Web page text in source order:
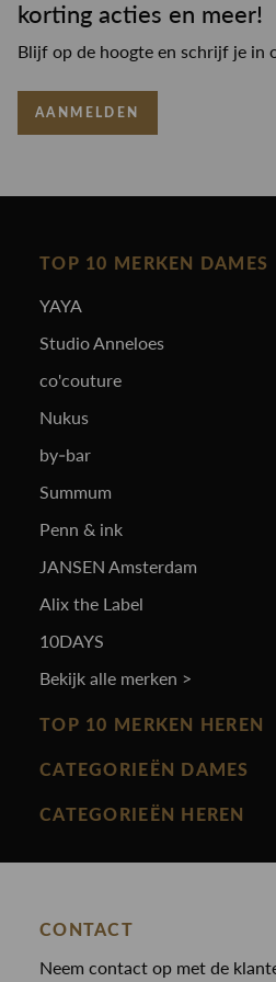
korting acties en meer!
Blijf op de hoogte en schrijf je in
AANMELDEN
TOP 10 MERKEN DAMES
YAYA
Studio Anneloes
co'couture
Nukus
by-bar
Summum
Penn & ink
JANSEN Amsterdam
Alix the Label
10DAYS
Bekijk alle merken >
TOP 10 MERKEN HEREN
Vanguard
Cast Iron
CATEGORIEËN DAMES
Nieuw binnen
Blouses
Broeken
CATEGORIEËN HEREN
Broeken
Colberts
CONTACT
Neem contact op met de